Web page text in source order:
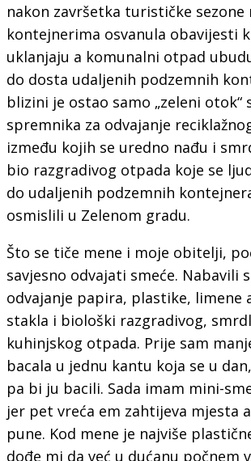
nakon završetka turističke sezone
kontejnerima osvanula obavijesti
uklanjaju a komunalni otpad
do dosta udaljenih podzemnih
blizini je ostao samo „zeleni otok“
spremnika za odvajanje
između kojih se uredno nađu i
bio razgradivog otpada koje se
do udaljenih podzemnih
osmislili u Zelenom gradu.
Što se tiče mene i moje obitelji,
savjesno odvajati smeće. Nabavili
odvajanje papira, plastike, limene
stakla i biološki razgradivog,
kuhinjskog otpada. Prije sam
bacala u jednu kantu koja se u
pa bi ju bacili. Sada imam mini-
jer pet vreća em zahtijeva mjesta
pune. Kod mene je najviše
dođe mi da već u dućanu počnem